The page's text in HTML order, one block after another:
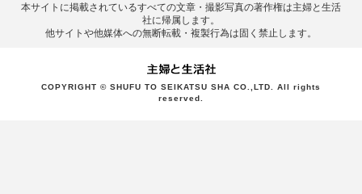
本サイトに掲載されているすべての⽂章・撮影写真の著作権は主婦と⽣活
社に帰属します。
他サイトや他媒体への無断転載・複製⾏為は固く禁⽌します。
COPYRIGHT © SHUFU TO SEIKATSU SHA CO.,LTD. All rights
reserved.